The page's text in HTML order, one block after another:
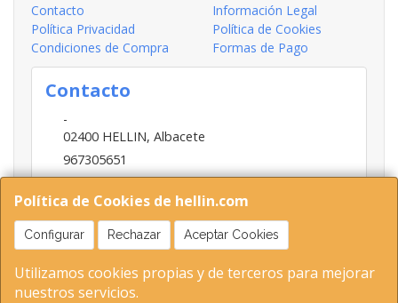
Política de Cookies de hellin.com
Configurar Rechazar Aceptar Cookies
Utilizamos cookies propias y de terceros para mejorar
nuestros servicios.
Contacto
Información Legal
Política Privacidad
Política de Cookies
Condiciones de Compra
Formas de Pago
Contacto
-
02400 HELLIN, Albacete
967305651
INFO@HELLIN.COM
Horario
09:00-13:30; 16:30-20:30